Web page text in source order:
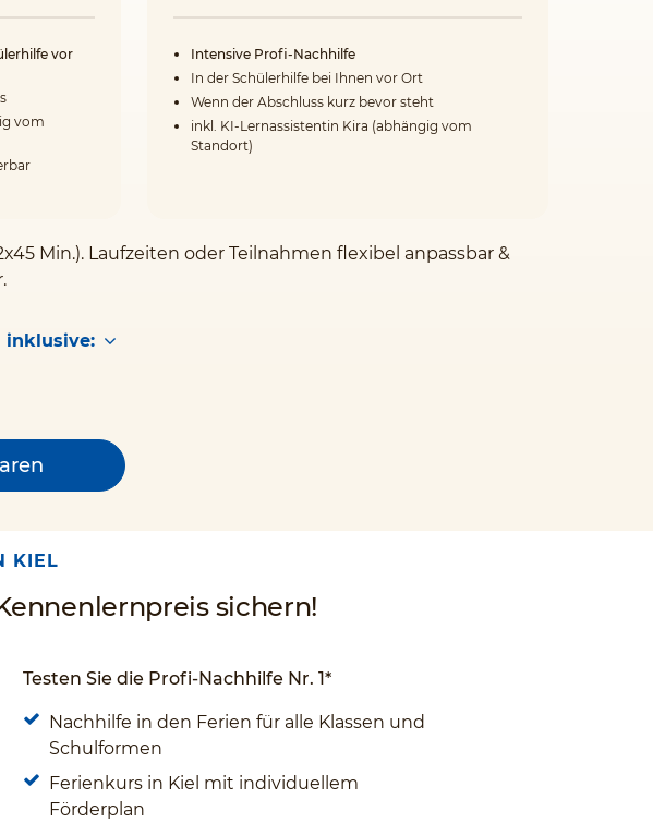
vor
vom
Intensive Profi-Nachhilfe
In der Schülerhilfe bei Ihnen vor Ort
Wenn der Abschluss kurz bevor steht
inkl. KI-Lernassistentin Kira (abhängig vom
Standort)
Min.). Laufzeiten oder Teilnahmen flexibel anpassbar &
inklusive:
KIEL
sichern!
Testen Sie die Profi-Nachhilfe Nr. 1*
Nachhilfe in den Ferien für alle Klassen und
Schulformen
Ferienkurs in Kiel mit individuellem
Förderplan